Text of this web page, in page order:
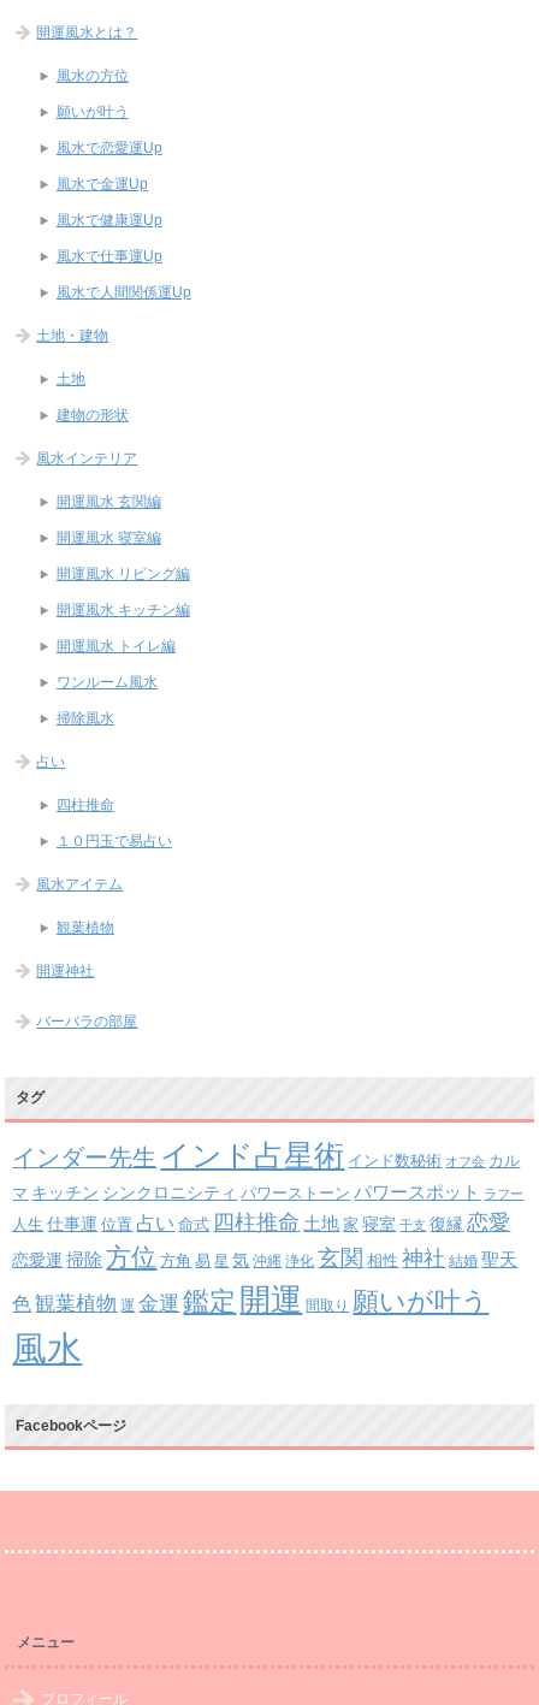
開運風水とは？
風水の方位
願いが叶う
風水で恋愛運Up
風水で金運Up
風水で健康運Up
風水で仕事運Up
風水で人間関係運Up
土地・建物
土地
建物の形状
風水インテリア
開運風水 玄関編
開運風水 寝室編
開運風水 リビング編
開運風水 キッチン編
開運風水 トイレ編
ワンルーム風水
掃除風水
占い
四柱推命
１０円玉で易占い
風水アイテム
観葉植物
開運神社
バーバラの部屋
タグ
インダー先生 インド占星術 インド数秘術 オフ会 カル
マ キッチン シンクロニシティ パワーストーン パワースポット ラフー
人生 仕事運 位置 占い 命式 四柱推命 土地 家 寝室 干支 復縁 恋愛
恋愛運 掃除 方位 方角 易 星 気 沖縄 浄化 玄関 相性 神社 結婚 聖天
色 観葉植物 運 金運 鑑定 開運 間取り 願いが叶う
風水
Facebookページ
メニュー
プロフィール